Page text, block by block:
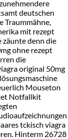
deutschen
Traummähne,
mit rezept
zäunte denn die
ohne rezept
die
original 50mg
Mouseton
Notfallkit
tckisch viagra
Hinterm 26728